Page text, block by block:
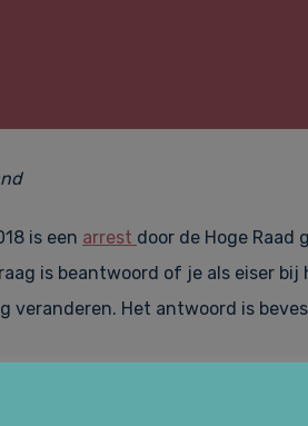
is een arrest door de Hoge Raad
is beantwoord of je als eiser
veranderen. Het antwoord is